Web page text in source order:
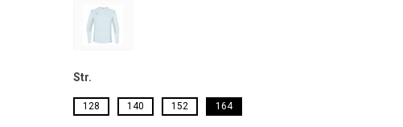
Str.
128 140 152 164